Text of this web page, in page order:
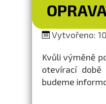
Vytvořeno:
Kvůli výměně
otevírací době
budeme